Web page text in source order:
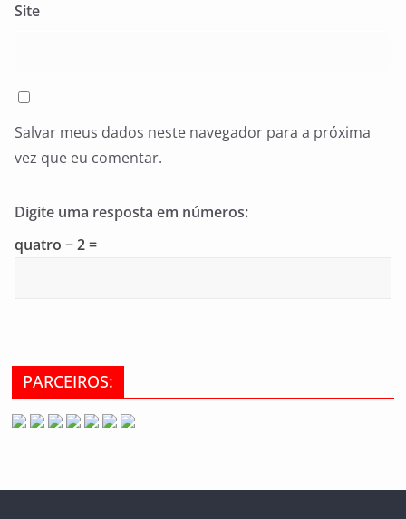
Site
Salvar meus dados neste navegador para a próxima
vez que eu comentar.
Digite uma resposta em números:
quatro − 2 =
PARCEIROS: